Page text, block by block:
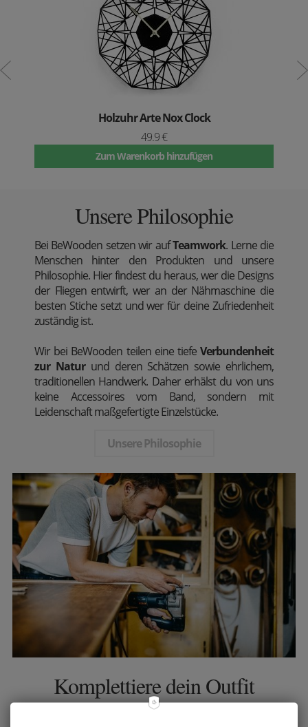
Holzuhr Arte Nox Clock
49.9 €
Zum Warenkorb hinzufügen
Unsere Philosophie
Bei BeWooden setzen wir aufTeamwork. Lerne die
Menschen hinter den Produkten und unsere
Philosophie. Hier findest du heraus, wer die Designs
der Fliegen entwirft, wer an der Nähmaschine die
besten Stiche setzt und wer für deine Zufriedenheit
zuständig ist.
Wir bei BeWooden teilen eine tiefe Verbundenheit
zur Naturund deren Schätzen sowie ehrlichem,
traditionellen Handwerk. Daher erhälst du von uns
keine Accessoires vom Band, sondern mit
Leidenschaft maßgefertigte Einzelstücke.
Unsere Philosophie
Komplettiere dein Outfit